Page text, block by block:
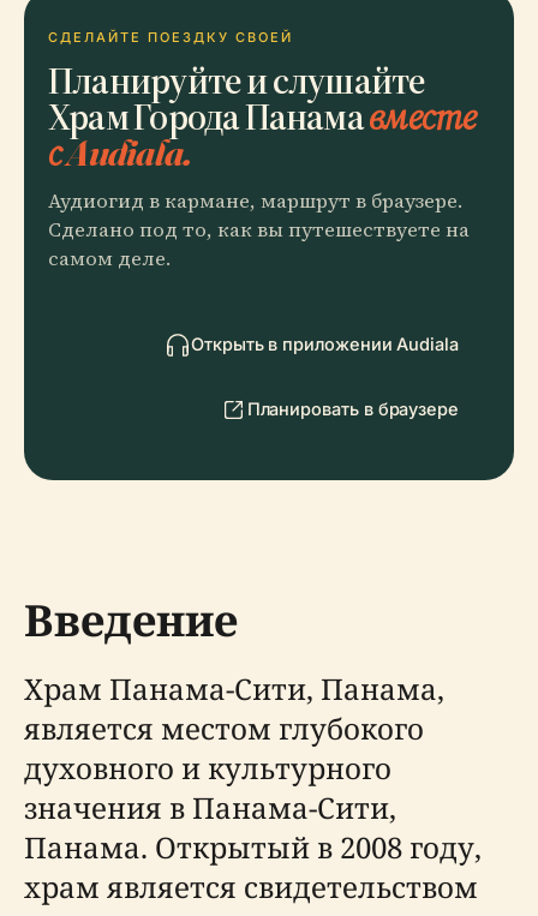
СДЕЛАЙТЕ ПОЕЗДКУ СВОЕЙ
Планируйте и слушайте
Храм Города Панамавместе
с Audiala.
Аудиогид в кармане, маршрут в браузере.
Сделано под то, как вы путешествуете на
самом деле.
Открыть в приложении Audiala
Планировать в браузере
Введение
Храм Панама-Сити, Панама,
является местом глубокого
духовного и культурного
значения в Панама-Сити,
Панама. Открытый в 2008 году,
храм является свидетельством